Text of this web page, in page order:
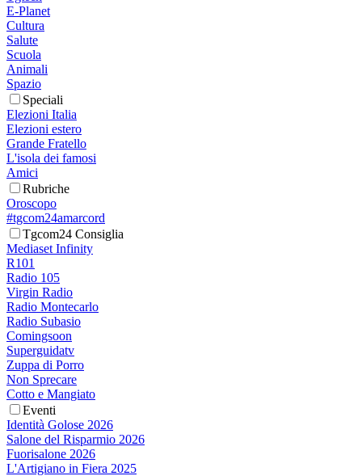
E-Planet
Cultura
Salute
Scuola
Animali
Spazio
Speciali
Elezioni Italia
Elezioni estero
Grande Fratello
L'isola dei famosi
Amici
Rubriche
Oroscopo
#tgcom24amarcord
Tgcom24 Consiglia
Mediaset Infinity
R101
Radio 105
Virgin Radio
Radio Montecarlo
Radio Subasio
Comingsoon
Superguidatv
Zuppa di Porro
Non Sprecare
Cotto e Mangiato
Eventi
Identità Golose 2026
Salone del Risparmio 2026
Fuorisalone 2026
L'Artigiano in Fiera 2025